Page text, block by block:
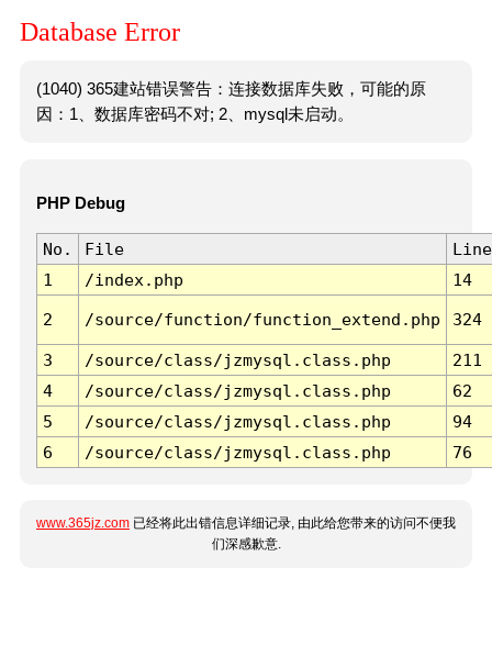
Database Error
(1040) 365建站错误警告：连接数据库失败，可能的原
因：1、数据库密码不对; 2、mysql未启动。
PHP Debug
No. File
Line
1
/index.php 14
2 /source/function/function_extend.php 324
3 /source/class/jzmysql.class.php
211
4
/source/class/jzmysql.class.php
62
5
/source/class/jzmysql.class.php
94
6
/source/class/jzmysql.class.php 76
www.365jz.com 已经将此出错信息详细记录, 由此给您带来的访问不便我
们深感歉意.